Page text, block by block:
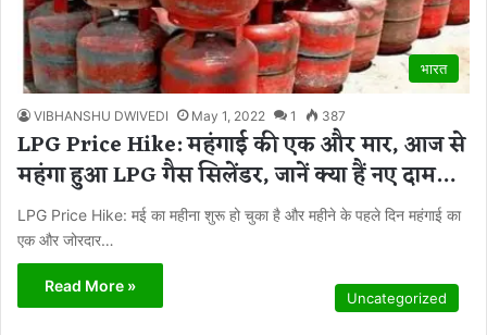
भारत
VIBHANSHU DWIVEDI May 1, 2022 1 387
LPG Price Hike: महंगाई की एक और मार, आज से
महंगा हुआ LPG गैस सिलेंडर, जानें क्या हैं नए दाम…
LPG Price Hike: मई का महीना शुरू हो चुका है और महीने के पहले दिन महंगाई का
एक और जोरदार…
Read More »
Uncategorized